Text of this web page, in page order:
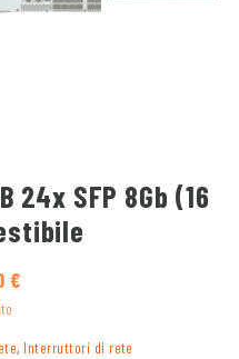
24x SFP 8Gb (16
€
, Interruttori di rete